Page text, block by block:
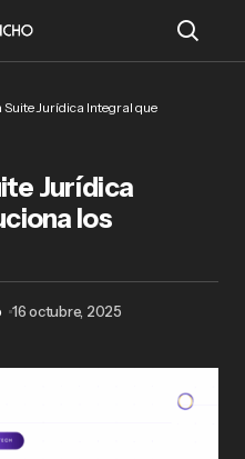
Suite Jurídica Integral que
Jurídica
los
16 octubre, 2025